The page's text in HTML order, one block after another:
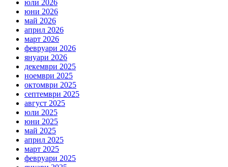
юли 2026
юни 2026
май 2026
април 2026
март 2026
февруари 2026
януари 2026
декември 2025
ноември 2025
октомври 2025
септември 2025
август 2025
юли 2025
юни 2025
май 2025
април 2025
март 2025
февруари 2025